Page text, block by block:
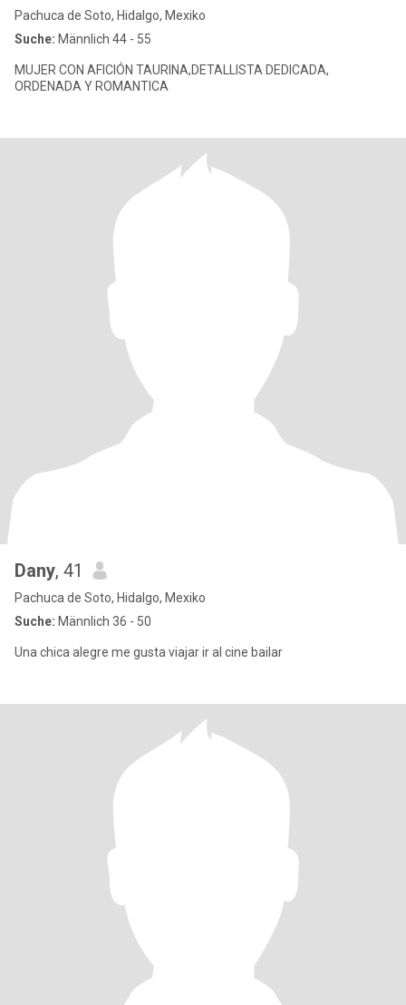
Pachuca de Soto, Hidalgo, Mexiko
Suche: Männlich 44 - 55
MUJER CON AFICIÓN TAURINA,DETALLISTA DEDICADA,
ORDENADA Y ROMANTICA
Dany, 41
Pachuca de Soto, Hidalgo, Mexiko
Suche: Männlich 36 - 50
Una chica alegre me gusta viajar ir al cine bailar